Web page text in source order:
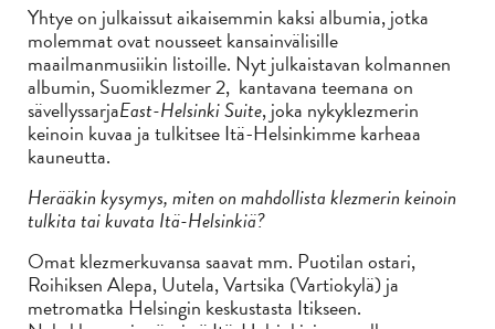
Yhtye on julkaissut aikaisemmin kaksi albumia, jotka
molemmat ovat nousseet kansainvälisille
maailmanmusiikin listoille. Nyt julkaistavan kolmannen
albumin, Suomiklezmer 2, kantavana teemana on
sävellyssarjaEast-Helsinki Suite, joka nykyklezmerin
keinoin kuvaa ja tulkitsee Itä-Helsinkimme karheaa
kauneutta.
Herääkin kysymys, miten on mahdollista klezmerin keinoin
tulkita tai kuvata Itä-Helsinkiä?
Omat klezmerkuvansa saavat mm. Puotilan ostari,
Roihiksen Alepa, Uutela, Vartsika (Vartiokylä) ja
metromatka Helsingin keskustasta Itikseen.